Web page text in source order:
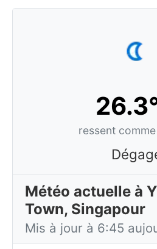
ressent
Météo actuelle à
Town, Singapour
Mis à jour à 6:45